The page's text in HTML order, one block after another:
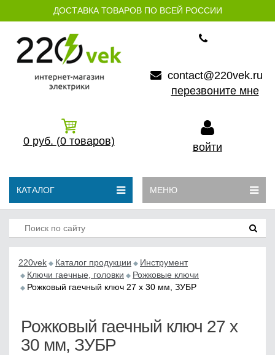
ДОСТАВКА ТОВАРОВ ПО ВСЕЙ РОССИИ
contact@220vek.ru
перезвоните мне
0 руб. (0 товаров) войти
КАТАЛОГ МЕНЮ
220vek Каталог продукции
Инструмент
Ключи гаечные, головки
Рожковые ключи
Рожковый гаечный ключ 27 x 30 мм, ЗУБР
Рожковый гаечный ключ 27 x
30 мм, ЗУБР